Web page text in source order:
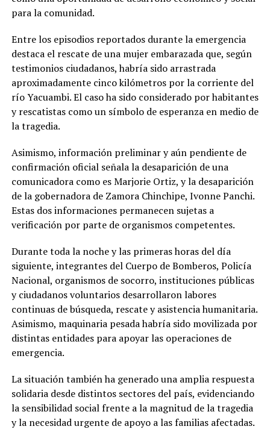
para la comunidad.
Entre los episodios reportados durante la emergencia
destaca el rescate de una mujer embarazada que, según
testimonios ciudadanos, habría sido arrastrada
aproximadamente cinco kilómetros por la corriente del
río Yacuambi. El caso ha sido considerado por habitantes
y rescatistas como un símbolo de esperanza en medio de
la tragedia.
Asimismo, información preliminar y aún pendiente de
confirmación oficial señala la desaparición de una
comunicadora como es Marjorie Ortiz, y la desaparición
de la gobernadora de Zamora Chinchipe, Ivonne Panchi.
Estas dos informaciones permanecen sujetas a
verificación por parte de organismos competentes.
Durante toda la noche y las primeras horas del día
siguiente, integrantes del Cuerpo de Bomberos, Policía
Nacional, organismos de socorro, instituciones públicas
y ciudadanos voluntarios desarrollaron labores
continuas de búsqueda, rescate y asistencia humanitaria.
Asimismo, maquinaria pesada habría sido movilizada por
distintas entidades para apoyar las operaciones de
emergencia.
La situación también ha generado una amplia respuesta
solidaria desde distintos sectores del país, evidenciando
la sensibilidad social frente a la magnitud de la tragedia
y la necesidad urgente de apoyo a las familias afectadas.